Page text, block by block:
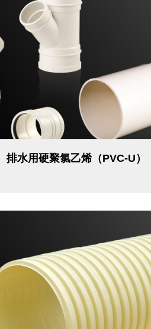
排水用硬聚氯乙烯（PVC-U）